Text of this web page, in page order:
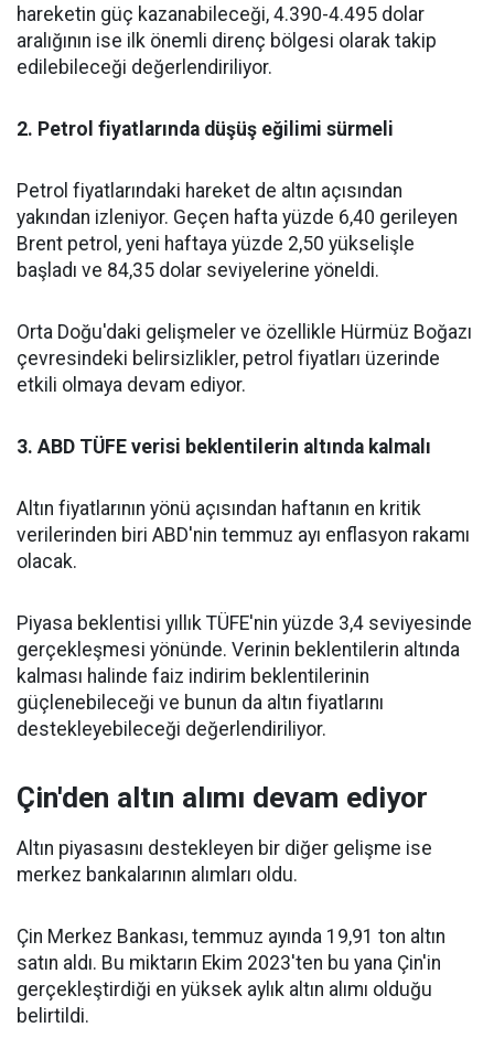
hareketin güç kazanabileceği, 4.390-4.495 dolar
aralığının ise ilk önemli direnç bölgesi olarak takip
edilebileceği değerlendiriliyor.
2. Petrol fiyatlarında düşüş eğilimi sürmeli
Petrol fiyatlarındaki hareket de altın açısından
yakından izleniyor. Geçen hafta yüzde 6,40 gerileyen
Brent petrol, yeni haftaya yüzde 2,50 yükselişle
başladı ve 84,35 dolar seviyelerine yöneldi.
Orta Doğu'daki gelişmeler ve özellikle Hürmüz Boğazı
çevresindeki belirsizlikler, petrol fiyatları üzerinde
etkili olmaya devam ediyor.
3. ABD TÜFE verisi beklentilerin altında kalmalı
Altın fiyatlarının yönü açısından haftanın en kritik
verilerinden biri ABD'nin temmuz ayı enflasyon rakamı
olacak.
Piyasa beklentisi yıllık TÜFE'nin yüzde 3,4 seviyesinde
gerçekleşmesi yönünde. Verinin beklentilerin altında
kalması halinde faiz indirim beklentilerinin
güçlenebileceği ve bunun da altın fiyatlarını
destekleyebileceği değerlendiriliyor.
Çin'den altın alımı devam ediyor
Altın piyasasını destekleyen bir diğer gelişme ise
merkez bankalarının alımları oldu.
Çin Merkez Bankası, temmuz ayında 19,91 ton altın
satın aldı. Bu miktarın Ekim 2023'ten bu yana Çin'in
gerçekleştirdiği en yüksek aylık altın alımı olduğu
belirtildi.